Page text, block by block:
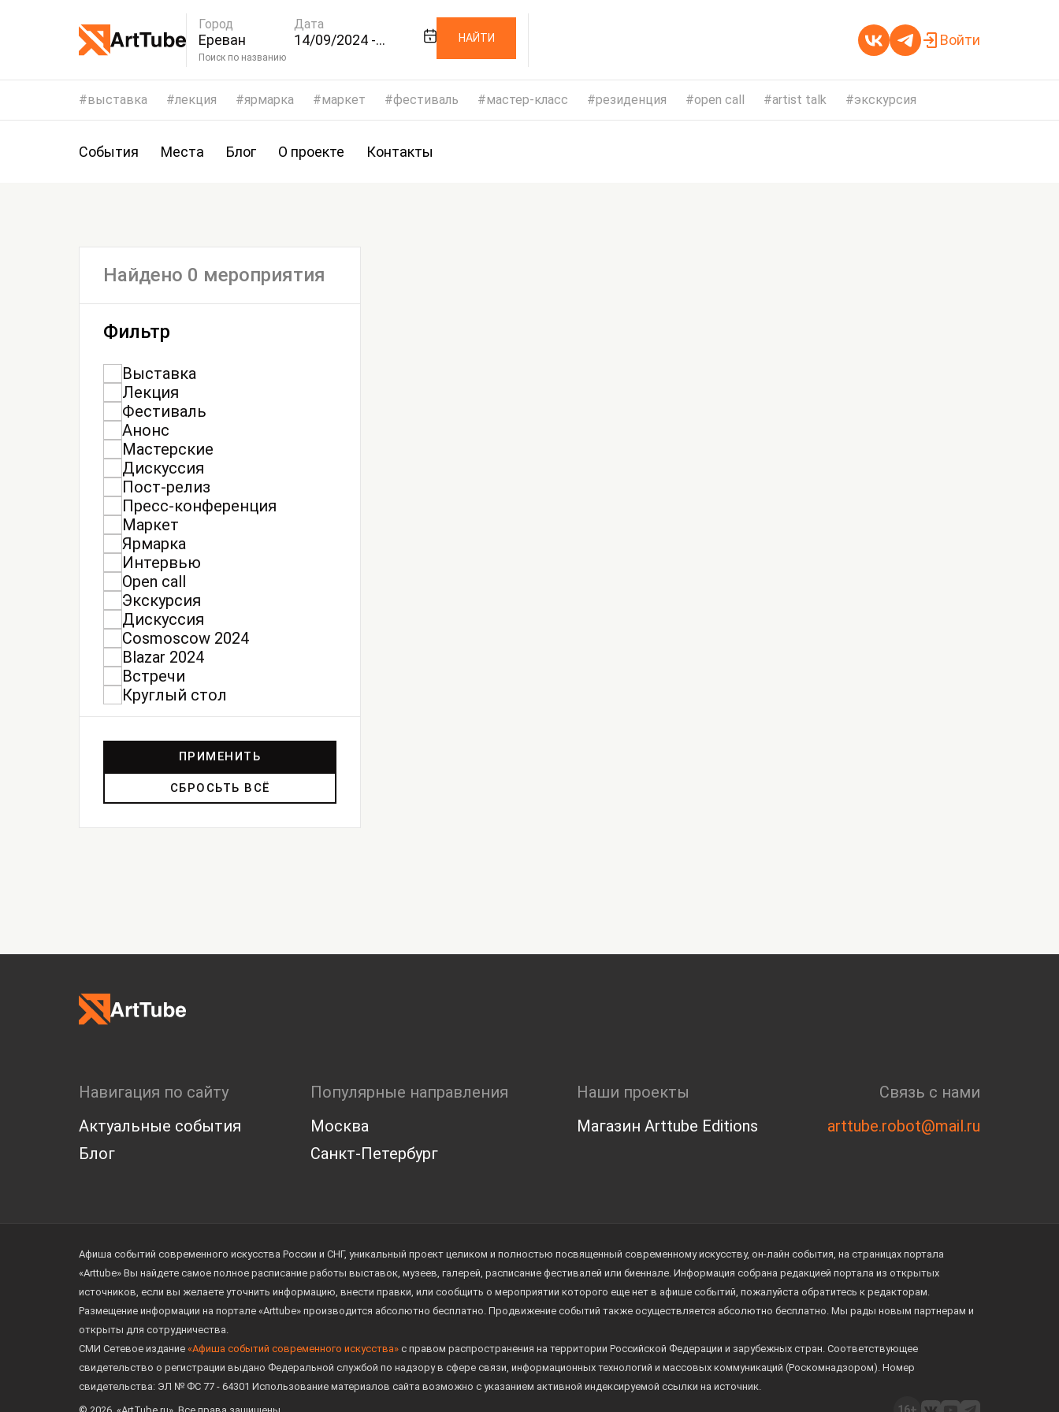
Город
Ереван
Дата
14/09/2024 -
Поиск по названию
НАЙТИ Войти
выставка лекция ярмарка маркет фестиваль мастер-класс резиденция open call artist talk экскурсия
События Места Блог О проекте Контакты
Найдено 0 мероприятия
Фильтр
Выставка
Лекция
Фестиваль
Анонс
Мастерские
Дискуссия
Пост-релиз
Пресс-конференция
Маркет
Ярмарка
Интервью
Open call
Экскурсия
Дискуссия
Cosmoscow 2024
Blazar 2024
Встречи
Круглый стол
ПРИМЕНИТЬ
СБРОСЬТЬ ВСЁ
Навигация по сайту
Актуальные события
Блог
Популярные направления
Москва
Санкт-Петербург
Наши проекты
Магазин Arttube Editions
Связь с нами
arttube.robot@mail.ru
Афиша событий современного искусства России и СНГ, уникальный проект целиком и полностью посвященный современному искусству, он-лайн события, на страницах портала
«Arttube» Вы найдете самое полное расписание работы выставок, музеев, галерей, расписание фестивалей или биеннале. Информация собрана редакцией портала из открытых
источников, если вы желаете уточнить информацию, внести правки, или сообщить о мероприятии которого еще нет в афише событий, пожалуйста обратитесь к редакторам.
Размещение информации на портале «Arttube» производится абсолютно бесплатно. Продвижение событий также осуществляется абсолютно бесплатно. Мы рады новым партнерам и
открыты для сотрудничества.
СМИ Сетевое издание «Афиша событий современного искусства» с правом распространения на территории Российской Федерации и зарубежных стран. Соответствующее
свидетельство о регистрации выдано Федеральной службой по надзору в сфере связи, информационных технологий и массовых коммуникаций (Роскомнадзором). Номер
свидетельства: ЭЛ № ФС 77 - 64301 Использование материалов сайта возможно с указанием активной индексируемой ссылки на источник.
© 2026. «ArtTube.ru». Все права защищены.